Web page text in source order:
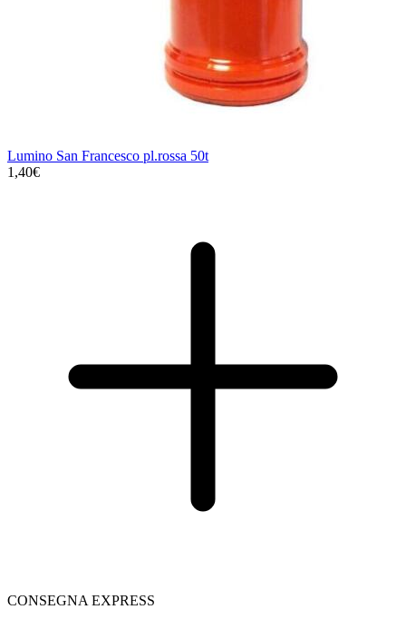
Lumino San Francesco pl.rossa 50t
1,40€
CONSEGNA EXPRESS